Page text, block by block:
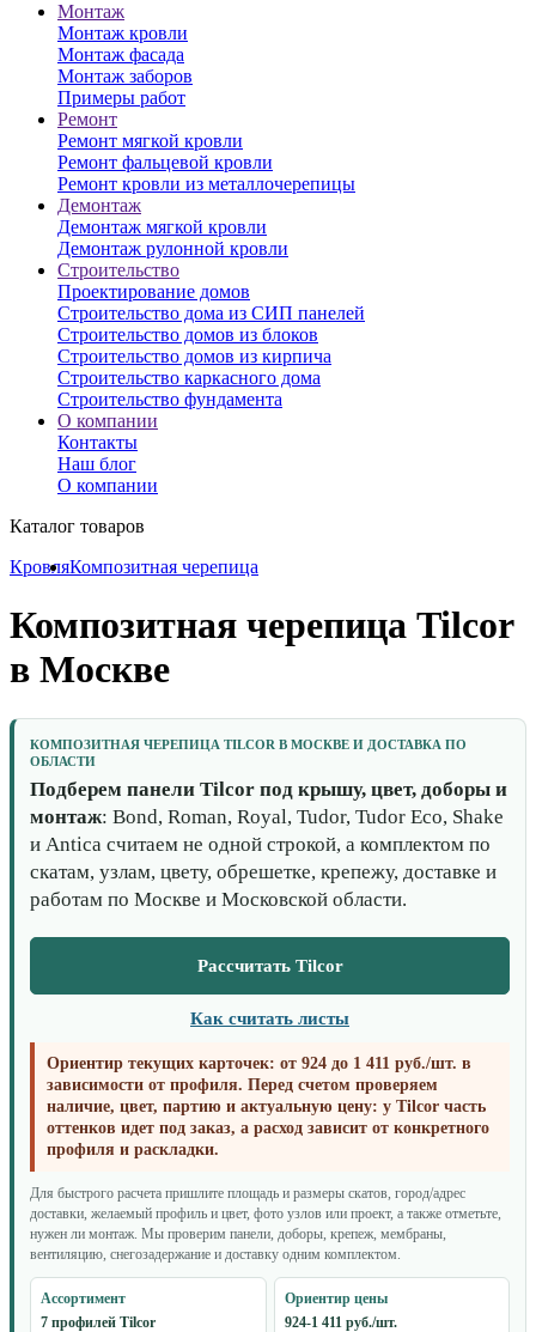
Монтаж
Монтаж кровли
Монтаж фасада
Монтаж заборов
Примеры работ
Ремонт
Ремонт мягкой кровли
Ремонт фальцевой кровли
Ремонт кровли из металлочерепицы
Демонтаж
Демонтаж мягкой кровли
Демонтаж рулонной кровли
Строительство
Проектирование домов
Строительство дома из СИП панелей
Строительство домов из блоков
Строительство домов из кирпича
Строительство каркасного дома
Строительство фундамента
О компании
Контакты
Наш блог
О компании
Каталог товаров
КровляКомпозитная черепица
Композитная черепица Tilcor
в Москве
КОМПОЗИТНАЯ ЧЕРЕПИЦА TILCOR В МОСКВЕ И ДОСТАВКА ПО
ОБЛАСТИ
Подберем панели Tilcor под крышу, цвет, доборы и
монтаж: Bond, Roman, Royal, Tudor, Tudor Eco, Shake
и Antica считаем не одной строкой, а комплектом по
скатам, узлам, цвету, обрешетке, крепежу, доставке и
работам по Москве и Московской области.
Ориентир текущих карточек: от 924 до 1 411 руб./шт. в
зависимости от профиля. Перед счетом проверяем
наличие, цвет, партию и актуальную цену: у Tilcor часть
оттенков идет под заказ, а расход зависит от конкретного
профиля и раскладки.
Рассчитать Tilcor
Как считать листы
Для быстрого расчета пришлите площадь и размеры скатов, город/адрес
доставки, желаемый профиль и цвет, фото узлов или проект, а также отметьте,
нужен ли монтаж. Мы проверим панели, доборы, крепеж, мембраны,
вентиляцию, снегозадержание и доставку одним комплектом.
Ассортимент
7 профилей Tilcor
Ориентир цены
924-1 411 руб./шт.